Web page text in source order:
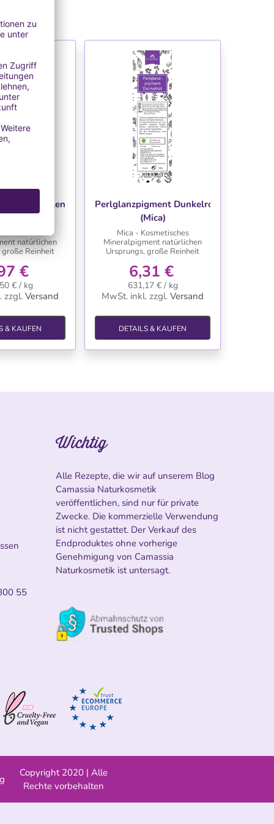
Korallenrosa
natürlichen
Reinheit
€
€ / kg
zzgl. Versand
& KAUFEN
Perlglanzpigment Dunkelrot
(Mica)
Mica - Kosmetisches
Mineralpigment natürlichen
Ursprungs, große Reinheit
6,31 €
631,17 € / kg
MwSt. inkl. zzgl. Versand
DETAILS & KAUFEN
55
Wichtig
Alle Rezepte, die wir auf unserem Blog
Camassia Naturkosmetik
veröffentlichen, sind nur für private
Zwecke. Die kommerzielle Verwendung
ist nicht gestattet. Der Verkauf des
Endproduktes ohne vorherige
Genehmigung von Camassia
Naturkosmetik ist untersagt.
Copyright 2020 | Alle
Rechte vorbehalten